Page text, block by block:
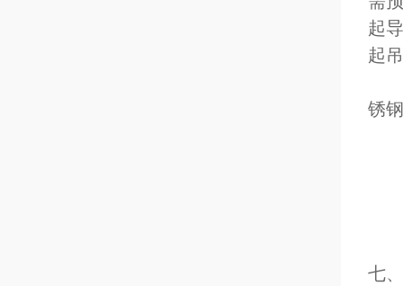
起
起
锈
七